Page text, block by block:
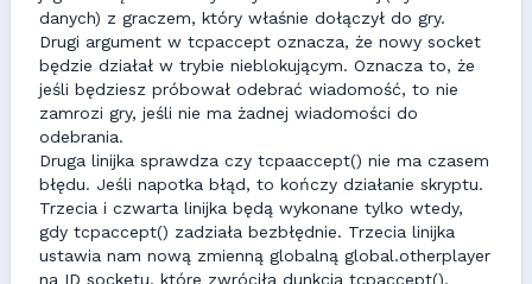
danych) z graczem, który właśnie dołączył do gry.
Drugi argument w tcpaccept oznacza, że nowy socket
będzie działał w trybie nieblokującym. Oznacza to, że
jeśli będziesz próbował odebrać wiadomość, to nie
zamrozi gry, jeśli nie ma żadnej wiadomości do
odebrania.
Druga linijka sprawdza czy tcpaaccept() nie ma czasem
błędu. Jeśli napotka błąd, to kończy działanie skryptu.
Trzecia i czwarta linijka będą wykonane tylko wtedy,
gdy tcpaccept() zadziała bezbłędnie. Trzecia linijka
ustawia nam nową zmienną globalną global.otherplayer
na ID socketu, które zwróciła dunkcja tcpaccept().